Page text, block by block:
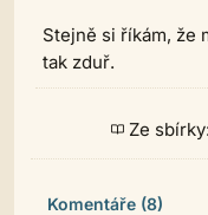
Stejně si říkám, že
tak zduř.
Ze sbírky:
Komentáře (8)